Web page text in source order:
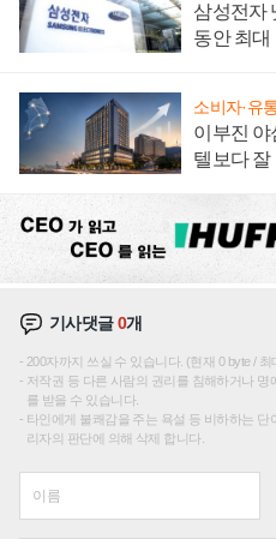
삼성전자
동안 최대
소비자·유
이부진 야
텔보다 잘
기사댓글0개
200자까지 쓰실 수 있습니다. (현재 0 byte / 최
저작권 등 다른 사람의 권리를 침해하거나
를 받을 수 있습니다.
타인에게 불쾌감을 주는 욕설 등 비하하는
리자의 판단에 의해 삭제 합니다.